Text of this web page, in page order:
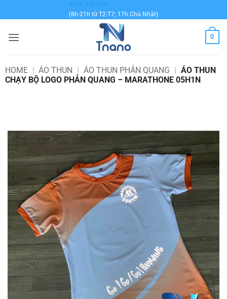
qua
dung
0936 999 878
(8h-21h từ T2-T7; 17h Chủ Nhật)
0
HOME | ÁO THUN | ÁO THUN PHẢN QUANG | ÁO THUN
CHẠY BỘ LOGO PHẢN QUANG – MARATHONE 05H1N